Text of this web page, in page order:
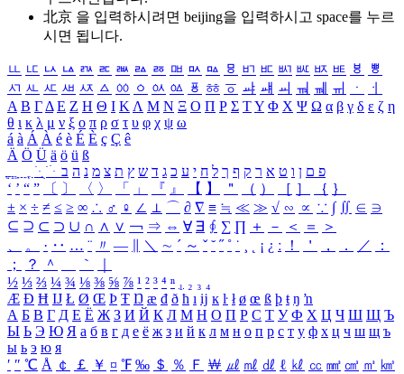
北京 을 입력하시려면 beijing을 입력하시고 space를 누르
시면 됩니다.
ㅥ ㅦ ㅧ ㅨ ㅩ ㅪ ㅫ ㅬ ㅭ ㅮ ㅯ ㅰ ㅱ ㅲ ㅳ ㅴ ㅵ ㅶ ㅷ ㅸ
ㅹ
ㅺ ㅻ ㅼ ㅽ ㅾ ㅿ ㆀ ㆁ ㆂ ㆃ ㆄ ㆅ ㆆ ㆇ ㆈ ㆉ ㆊ ㆋ ㆌ ㆍ
ㆎ
Α Β ΓΔ Ε Ζ Η Θ Ι ΚΛ Μ Ν Ξ Ο Π Ρ Σ ΤΥ Φ Χ Ψ Ω α β γ δ ε ζ η
θ ι κ λ μ ν ξ ο π ρ σ τ υ φ χ ψ ω
á à Á À é è É È ç Ç ê
Ä Ö Ü ä ö ü ß
ִֶֹ ֻּ ׁׂ פ ם ן ו ט א ר ק ף ך ל ח י ע כ ג ד ש ץ ת צ מ נ ה ב
‘ ’ “ ” 〔 〕 〈 〉 「 」 『 』 【 】 ＂ （ ） ［ ］ ｛ ｝
± × ÷ ≠ ≤ ≥ ∞ ∴ ♂ ♀ ∠ ⊥ ⌒ ∂ ∇ ≡ ≒ ≪ ≫ √ ∽ ∝ ∵ ∫ ∬ ∈ ∋
⊆ ⊇ ⊂ ⊃ ∪ ∩ ∧ ∨ ￢ ⇒ ⇔ ∀ ∃ ∮ ∑ ∏ ＋ － ＜ ＝
＞
、
。 · ‥ … ¨ 〃 ― ＼ ∼ ´ ～ ˇ ˘ ˝ ˚ ˙ ¸ ¡ ¿ ː ！ ＇ ， ． ／
：
；
？ ＾ ｀
½ ⅓ ⅔ ¼ ¾ ⅛ ⅜ ⅝ ⅞ ¹ ² ³ ⁴ ⁿ ₁ ₂ ₃ ₄
Æ Ð Ħ Ĳ Ł Ø Œ Þ Ŧ Ŋ æ đ ð ħ ı ĳ ĸ ŀ ł ø œ ß þ ŧ ŋ ŉ
А Б В Г Д Е Ё Ж З И Й К Л М Н О П Р С Т У Ф Х Ц Ч Ш Щ Ъ
Ы Ь Э Ю Я а б в г д е ё ж з и й к л м н о п р с т у ф х ц ч ш щ ъ
ы ь э ю я
′ ″ ℃ Å ￠ ￡ ￥ ¤ ℉ ‰ ＄ ％ Ｆ ￦ ㎕ ㎖ ㎗ ℓ ㎘ ㏄ ㎣ ㎤ ㎥ ㎦